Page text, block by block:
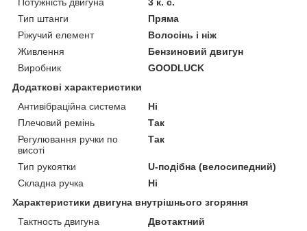
Тип штанги
Пряма
Ріжучий елемент
Волосінь і ніж
Живлення
Бензиновий двигун
Виробник
GOODLUCK
Додаткові характеристики
Антивібраційна система
Ні
Плечовий ремінь
Так
Регулювання ручки по
висоті
Так
Тип рукоятки
U-подібна (велосипедний)
Складна ручка
Ні
Характеристики двигуна внутрішнього згоряння
Тактность двигуна
Двотактний